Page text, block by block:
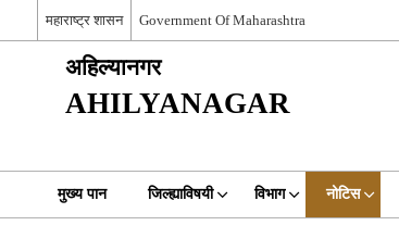
महाराष्ट्र शासन Government Of Maharashtra
अहिल्यानगर
AHILYANAGAR
मुख्य पान जिल्ह्याविषयी विभाग नोटिस